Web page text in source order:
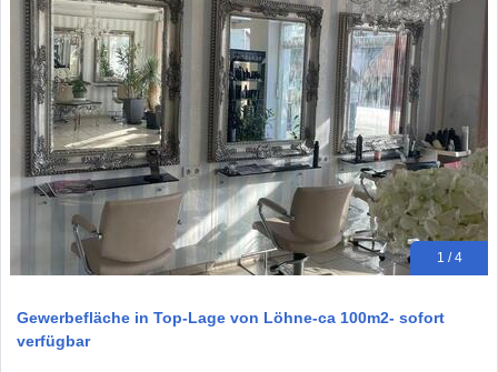
1 / 4
Gewerbefläche in Top-Lage von Löhne-ca 100m2- sofort
verfügbar